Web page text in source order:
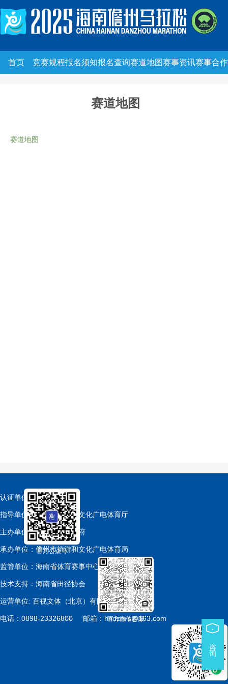
首页 竞赛规程报名须知报名查询赛道地图赛事资讯赛事合作
赛道地图
赛道地图
认证单位：中国田径协会
指导单位：海南省旅游和文化广电体育厅
主办单位：儋州市人民政府
承办单位：儋州市旅游和文化广电体育局
监管单位：海南省体育赛事中心
技术支持：海南省田径协会
运营单位: 百视文体（北京）有限公司
电话：0898-23326800 邮箱：hndzmls@163.com
官方公众号
官方微信客服